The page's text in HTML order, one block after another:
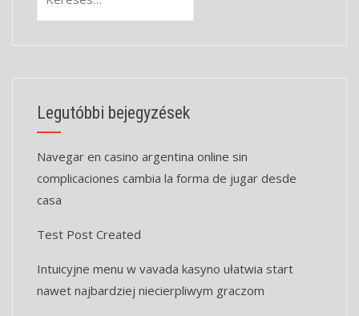
Legutóbbi bejegyzések
Navegar en casino argentina online sin
complicaciones cambia la forma de jugar desde
casa
Test Post Created
Intuicyjne menu w vavada kasyno ułatwia start
nawet najbardziej niecierpliwym graczom